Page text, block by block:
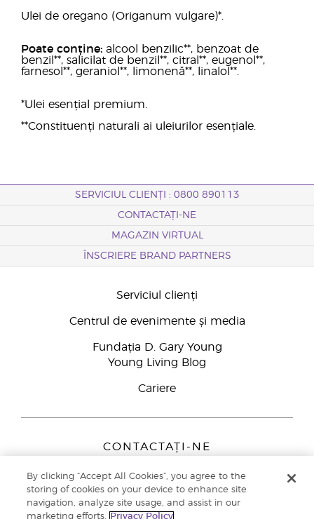
Ulei de oregano (Origanum vulgare)*.
Poate conține: alcool benzilic**, benzoat de
benzil**, salicilat de benzil**, citral**, eugenol**,
farnesol**, geraniol**, limonenă**, linalol**.
*Ulei esențial premium.
**Constituenți naturali ai uleiurilor esențiale.
SERVICIUL CLIENȚI : 0800 890113
CONTACTAȚI-NE
MAGAZIN VIRTUAL
ÎNSCRIERE BRAND PARTNERS
Serviciul clienți
Centrul de evenimente și media
Fundația D. Gary Young
Young Living Blog
Cariere
CONTACTAȚI-NE
Peizerweg 97
9727 AJ Groningen
Netherlands
By clicking “Accept All Cookies”, you agree to the
storing of cookies on your device to enhance site
navigation, analyze site usage, and assist in our
marketing efforts.
Privacy Policy